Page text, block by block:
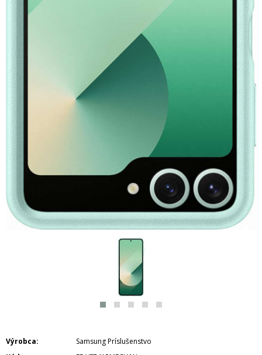
Výrobca
Samsung Príslušenstvo